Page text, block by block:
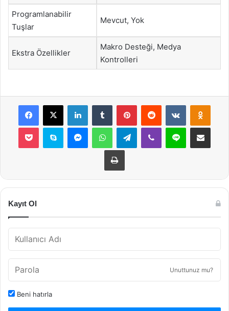
Programlanabilir
Tuşlar
Mevcut, Yok
Ekstra Özellikler
Makro Desteği, Medya
Kontrolleri
Facebook
X LinkedInTumblr PinterestReddit VKontakte
Pocket Skype MessengerWhatsAppTelegramViber Line E-Posta ile
Yazdır
Kayıt Ol
Unuttunuz mu?
Beni hatırla